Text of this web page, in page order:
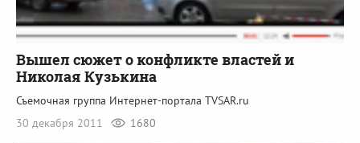
Вышел сюжет о конфликте властей и
Николая Кузькина
Съемочная группа Интернет-портала TVSAR.ru
30 декабря 2011
1680